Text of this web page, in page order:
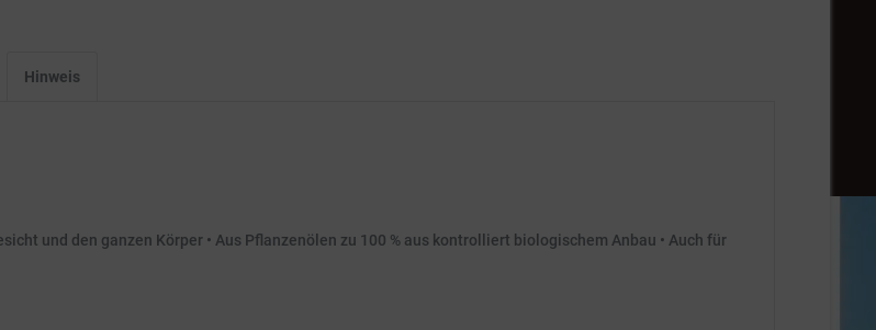
Hinweis
und den ganzen Körper • Aus Pflanzenölen zu 100 % aus kontrolliert biologischem Anbau • Auch für